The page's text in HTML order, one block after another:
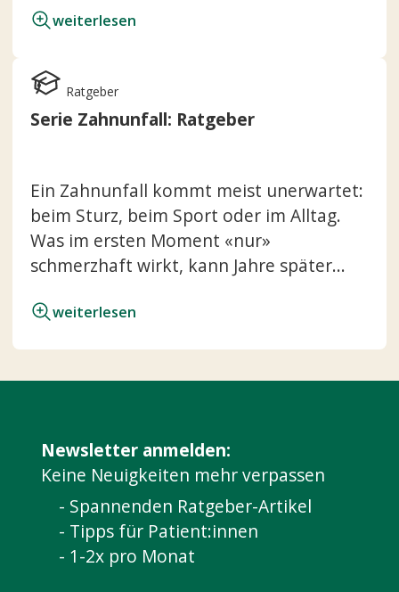
weiterlesen
Ratgeber
Serie Zahnunfall: Ratgeber
Ein Zahnunfall kommt meist unerwartet:
beim Sturz, beim Sport oder im Alltag.
Was im ersten Moment «nur»
schmerzhaft wirkt, kann Jahre später...
weiterlesen
Newsletter anmelden:
Keine Neuigkeiten mehr verpassen
- Spannenden Ratgeber-Artikel
- Tipps für Patient:innen
- 1-2x pro Monat